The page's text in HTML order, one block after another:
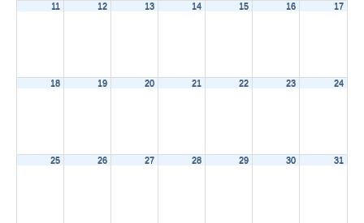
11 12 13 14 15 16 17
18 19 20 21 22 23 24
25 26 27 28 29 30 31